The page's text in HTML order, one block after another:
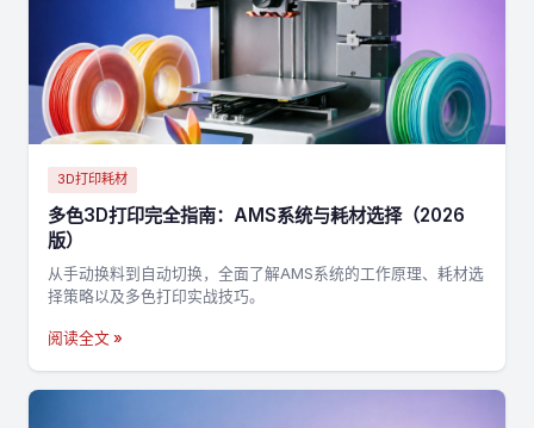
3D打印耗材
多色3D打印完全指南：AMS系统与耗材选择（2026
版）
从手动换料到自动切换，全面了解AMS系统的工作原理、耗材选
择策略以及多色打印实战技巧。
阅读全文 »